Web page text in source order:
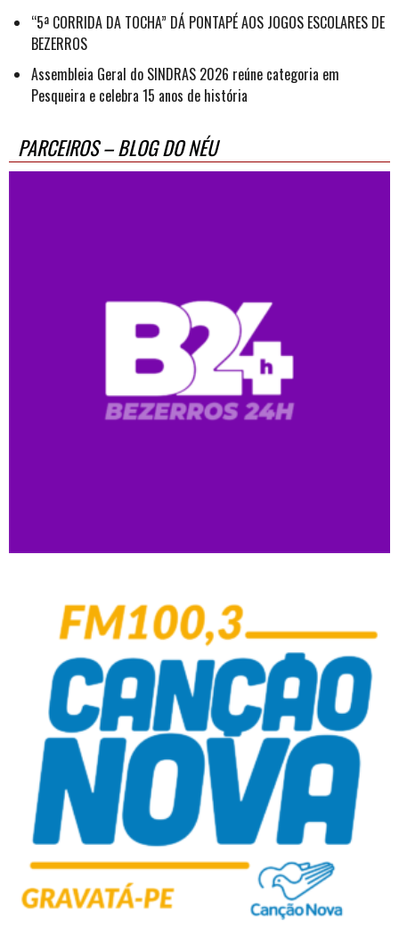
“5ª CORRIDA DA TOCHA” DÁ PONTAPÉ AOS JOGOS ESCOLARES DE
BEZERROS
Assembleia Geral do SINDRAS 2026 reúne categoria em
Pesqueira e celebra 15 anos de história
PARCEIROS – BLOG DO NÉU